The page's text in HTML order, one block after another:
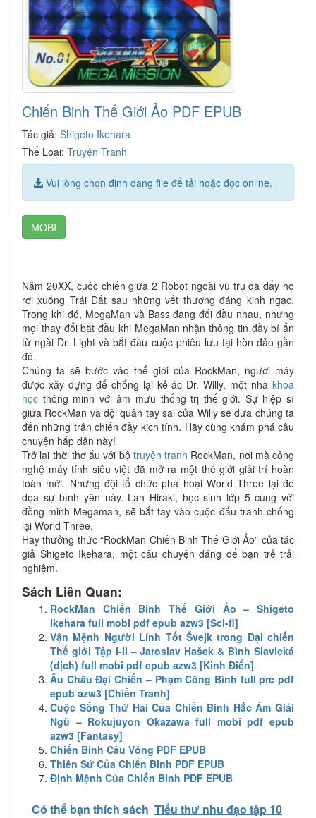
Chiến Binh Thế Giới Ảo PDF EPUB
Tác giả: Shigeto Ikehara
Thể Loại: Truyện Tranh
Vui lòng chọn định dạng file để tải hoặc đọc online.
MOBI
Năm 20XX, cuộc chiến giữa 2 Robot ngoài vũ trụ đã đẩy họ
rơi xuống Trái Đất sau những vết thương đáng kinh ngạc.
Trong khi đó, MegaMan và Bass đang đối đầu nhau, nhưng
mọi thay đổi bắt đầu khi MegaMan nhận thông tin đầy bí ẩn
từ ngài Dr. Light và bắt đầu cuộc phiêu lưu tại hòn đảo gần
đó.
Chúng ta sẽ bước vào thế giới của RockMan, người máy
được xây dựng để chống lại kẻ ác Dr. Willy, một nhà khoa
học thông minh với âm mưu thống trị thế giới. Sự hiệp sĩ
giữa RockMan và đội quân tay sai của Willy sẽ đưa chúng ta
đến những trận chiến đầy kịch tính. Hãy cùng khám phá câu
chuyện hấp dẫn này!
Trở lại thời thơ ấu với bộ truyện tranh RockMan, nơi mà công
nghệ máy tính siêu việt đã mở ra một thế giới giải trí hoàn
toàn mới. Nhưng đội tổ chức phá hoại World Three lại đe
dọa sự bình yên này. Lan Hiraki, học sinh lớp 5 cùng với
đồng minh Megaman, sẽ bắt tay vào cuộc đấu tranh chống
lại World Three.
Hãy thưởng thức “RockMan Chiến Binh Thế Giới Ảo” của tác
giả Shigeto Ikehara, một câu chuyện đáng để bạn trẻ trải
nghiệm.
Sách Liên Quan:
RockMan Chiến Binh Thế Giới Ảo – Shigeto
Ikehara full mobi pdf epub azw3 [Sci-fi]
Vận Mệnh Người Lính Tốt Švejk trong Đại chiến
Thế giới Tập I-II – Jaroslav Hašek & Bình Slavická
(dịch) full mobi pdf epub azw3 [Kinh Điển]
Âu Châu Đại Chiến – Phạm Công Bình full prc pdf
epub azw3 [Chiến Tranh]
Cuộc Sống Thứ Hai Của Chiến Binh Hắc Ám Giải
Ngũ – Rokujūyon Okazawa full mobi pdf epub
azw3 [Fantasy]
Chiến Binh Cầu Vồng PDF EPUB
Thiên Sứ Của Chiến Binh PDF EPUB
Định Mệnh Của Chiến Binh PDF EPUB
Có thể bạn thích sách Tiểu thư nhu đạo tập 10